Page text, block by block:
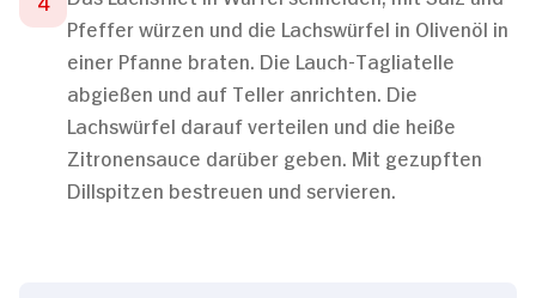
Pfeffer würzen und die Lachswürfel in Olivenöl in
einer Pfanne braten. Die Lauch-Tagliatelle
abgießen und auf Teller anrichten. Die
Lachswürfel darauf verteilen und die heiße
Zitronensauce darüber geben. Mit gezupften
Dillspitzen bestreuen und servieren.